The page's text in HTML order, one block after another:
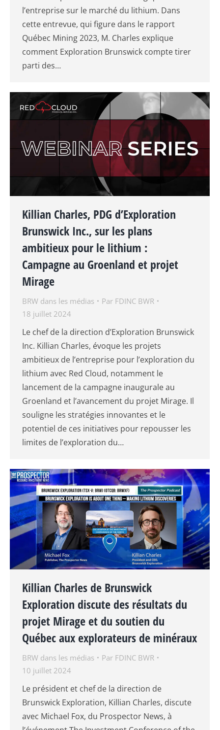
l’entreprise sur le marché du lithium. Dans
cette entrevue, qui figure dans le rapport
Québec Mining 2023, M. Charles explique
comment Exploration Brunswick compte tirer
parti des…
Killian Charles, PDG d’Exploration
Brunswick Inc., sur les plans
ambitieux pour le lithium :
Campagne au Groenland et projet
Mirage
BRW dans les médias Par FDINC BWR
18 juillet 2024
Le chef de la direction d’Exploration Brunswick
Inc. Killian Charles, évoque les projets
ambitieux de l’entreprise pour l’exploration du
lithium avec Red Cloud, notamment le
lancement de la campagne inaugurale au
Groenland et l’avancement du projet Mirage. Il
souligne les stratégies innovantes et le
potentiel de ces initiatives pour repousser les
limites de l’exploration du…
Killian Charles de Brunswick
Exploration discute des résultats du
projet Mirage et du soutien du
Québec aux explorateurs de minéraux
BRW dans les médias Par FDINC BWR
10 juillet 2024
Le président et chef de la direction de
Brunswick Exploration, Killian Charles, discute
avec Michael Fox, du Prospector News, à